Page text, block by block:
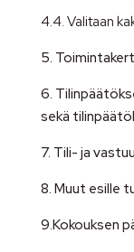
4.4. Valitaan
5.
6.
sekä
7. Tili- ja
8. Muut esille
9.Kokouksen